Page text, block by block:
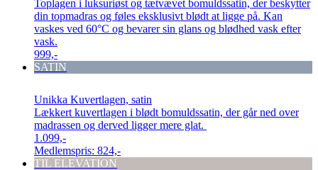
Toplagen i luksuriøst og tætvævet bomuldssatin, der beskytter
din topmadras og føles eksklusivt blødt at ligge på. Kan
vaskes ved 60°C og bevarer sin glans og blødhed vask efter
vask.
999,-
SATIN
Unikka Kuvertlagen, satin
Lækkert kuvertlagen i blødt bomuldssatin, der går ned over
madrassen og derved ligger mere glat.
1.099,-
Medlemspris: 824,-
TIL ELEVATION